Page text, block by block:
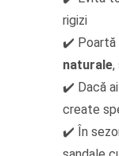
rigizi
✔️ Poartă
naturale,
✔️ Dacă
create
✔️ În